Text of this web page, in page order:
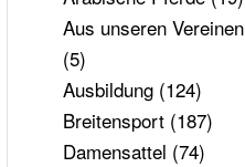
Aus unseren Vereinen
(5)
Ausbildung(124)
Breitensport(187)
Damensattel (74)